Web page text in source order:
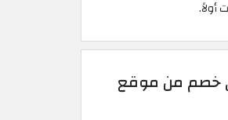
أولاً.
خصم من موقع